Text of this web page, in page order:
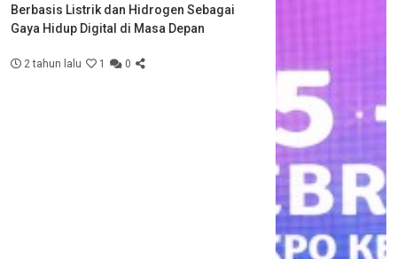
Berbasis Listrik dan Hidrogen Sebagai
Gaya Hidup Digital di Masa Depan
2 tahun lalu 1 0